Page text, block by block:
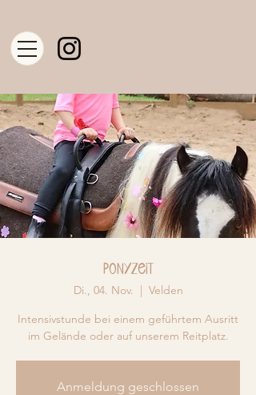
Ponyzeit
Di., 04. Nov.
  |
Velden
Intensivstunde bei einem geführtem Ausritt
im Gelände oder auf unserem Reitplatz.
Anmeldung geschlossen